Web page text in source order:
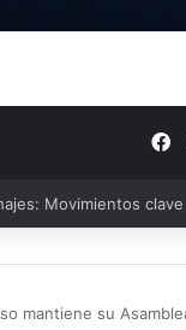
y el CB Criptana
mantiene su